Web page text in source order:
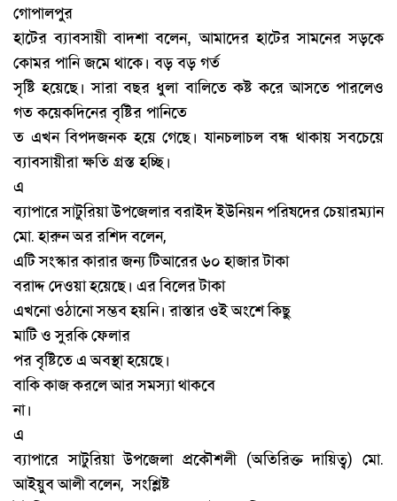
গোপালপুর
হাটের ব্যাবসায়ী বাদশা বলেন, আমাদের হাটের সামনের সড়কে
কোমর পানি জমে থাকে। বড় বড় গর্ত
সৃষ্টি হয়েছে। সারা বছর ধুলা বালিতে কষ্ট করে আসতে পারলেও
গত কয়েকদিনের বৃষ্টির পানিতে
ত এখন বিপদজনক হয়ে গেছে। যানচলাচল বন্ধ থাকায় সবচেয়ে
ব্যাবসায়ীরা ক্ষতি গ্রস্ত হচ্ছি।
এ
ব্যাপারেসাটুরিয়াউপজেলারবরাইদইউনিয়নপরিষদেরচেয়ারম্যান
মো.হারুনঅররশিদবলেন,
এটিসংস্কারকারারজন্যটিআরের৬০ হাজারটাকা
বরাদ্দদেওয়াহয়েছে। এরবিলেরটাকা
এখনোওঠানোসম্ভবহয়নি। রাস্তারওইঅংশেকিছু
মাটিও সুরকিফেলার
পরবৃষ্টিতেএ অবস্থাহয়েছে।
বাকিকাজকরলেআরসমস্যাথাকবে
না।
এ
ব্যাপারে সাটুরিয়া উপজেলা প্রকৌশলী(অতিরিক্ত দায়িত্ব)মো.
আইয়ুবআলীবলেন, সংশ্লিষ্ট